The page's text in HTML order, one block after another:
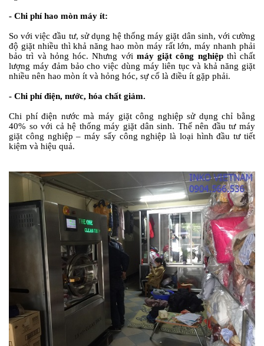
- Chi phí hao mòn máy ít:
So với việc đầu tư, sử dụng hệ thống máy giặt dân sinh, với cường
độ giặt nhiều thì khả năng hao mòn máy rất lớn, máy nhanh phải
bảo trì và hỏng hóc. Nhưng với máy giặt công nghiệpthì chất
lượng máy đảm bảo cho việc dùng máy liên tục và khả năng giặt
nhiều nên hao mòn ít và hỏng hóc, sự cố là điều ít gặp phải.
- Chi phí điện, nước, hóa chất giảm.
Chi phí điện nước mà máy giặt công nghiệp sử dụng chỉ bằng
40% so với cả hệ thống máy giặt dân sinh. Thế nên đầu tư máy
giặt công nghiệp – máy sấy công nghiệp là loại hình đầu tư tiết
kiệm và hiệu quả.